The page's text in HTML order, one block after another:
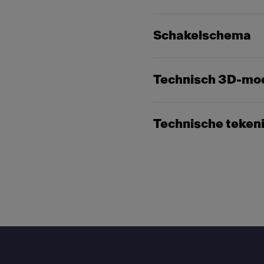
Schakelschema
Technisch 3D-
Technische